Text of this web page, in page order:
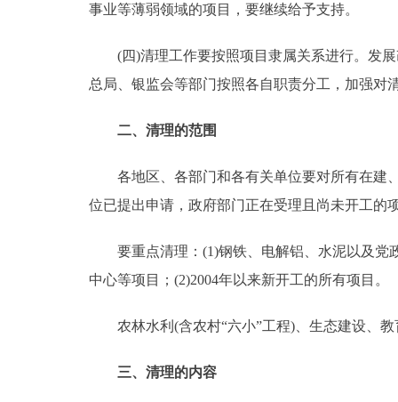
ITALIANO
事业等薄弱领域的项目，要继续给予支持。
(四)清理工作要按照项目隶属关系进行。发展
总局、银监会等部门按照各自职责分工，加强对
二、清理的范围
各地区、各部门和各有关单位要对所有在建、
位已提出申请，政府部门正在受理且尚未开工的
要重点清理：(1)钢铁、电解铝、水泥以及党
中心等项目；(2)2004年以来新开工的所有项目。
农林水利(含农村“六小”工程)、生态建设、教
三、清理的内容